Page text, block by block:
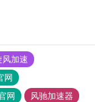
风加速
网
网
风驰加速器